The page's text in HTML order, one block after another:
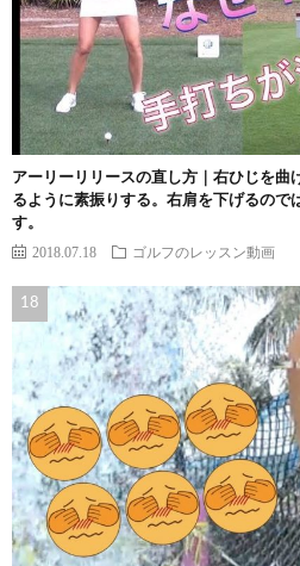
アーリーリリースの直し方｜右ひじを曲
るように素振りする。右肩を下げるので
す。
2018.07.18 ゴルフのレッスン動画